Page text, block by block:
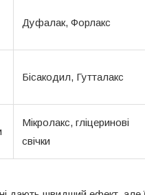
Дуфалак, Форлакс
Бісакодил, Гутталакс
Мікролакс, гліцеринові
свічки